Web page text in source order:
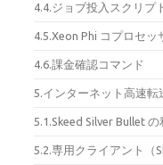
4.4.ジョブ投入スクリプ
4.5.Xeon Phi コプロセッ
4.6.課金確認コマンド
5.インターネット高速
5.1.Skeed Silver Bullet
5.2.専用クライアント（